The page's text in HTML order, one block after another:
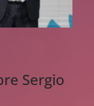
Sergio